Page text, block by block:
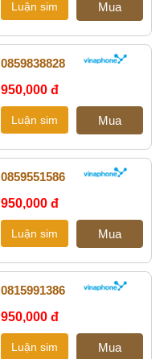
0859838828
950,000 đ
0859551586
950,000 đ
0815991386
950,000 đ